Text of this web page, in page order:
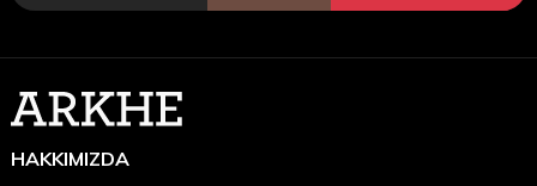
c. Küçük Arzawa
d. Mira ve uzantısı Kuvaliya
HAKKIMIZDA